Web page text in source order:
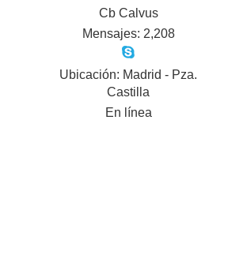
Cb Calvus
Mensajes: 2,208
Ubicación: Madrid - Pza.
Castilla
En línea